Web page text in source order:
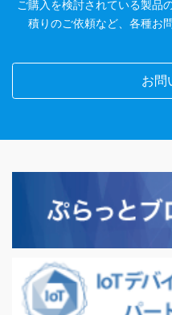
ご購入を検討されている製品
積りのご依頼など、各種お
お問